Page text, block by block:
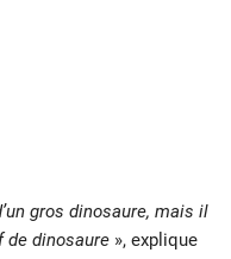
gros dinosaure, mais il
de dinosaure », explique